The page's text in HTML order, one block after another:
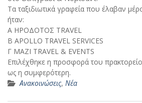
Τα ταξιδιωτικά γραφεία που έλαβαν
ήταν:
Α ΗΡΟΔΟΤΟΣ TRAVEL
B APOLLO TRAVEL SERVICES
Γ ΜΑΖΙ TRAVEL & EVENTS
Επιλέχθηκε η προσφορά του
ως η συμφερότερη.
Ανακοινώσεις, Νέα